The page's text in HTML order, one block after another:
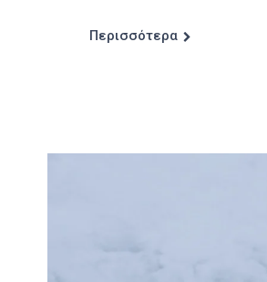
Περισσότερα